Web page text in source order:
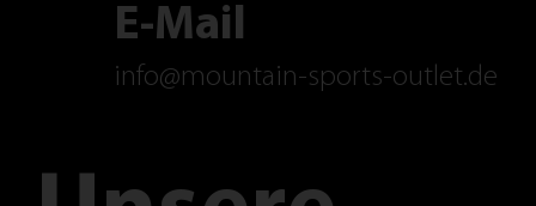
info@mountain-sports-outlet.de
E-Mail